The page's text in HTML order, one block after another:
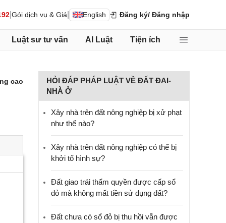
Gói dịch vụ & Giá English Đăng ký/ Đăng nhập
Luật sư tư vấn AI Luật Tiện ích
cao
HỎI ĐÁP PHÁP LUẬT VỀ ĐẤT ĐAI-
NHÀ Ở
Xây nhà trên đất nông nghiệp bị xử phạt
như thế nào?
Xây nhà trên đất nông nghiệp có thể bị
khởi tố hình sự?
Đất giao trái thẩm quyền được cấp sổ
đỏ mà không mất tiền sử dụng đất?
Đất chưa có sổ đỏ bị thu hồi vẫn được